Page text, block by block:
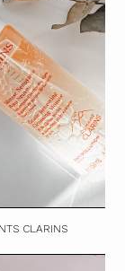
CLARINS